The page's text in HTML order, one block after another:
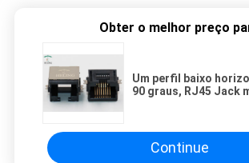
Obter o melhor preço
Um perfil baixo
90 graus, RJ45 Jack
Continue